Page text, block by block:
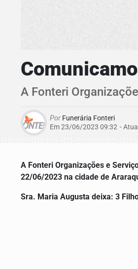
A Fonteri
Por Funerária Fonteri
Em 23/06/2023 09:32 -
A Fonteri Organizações e
22/06/2023 na cidade de
Sra. Maria Augusta deixa: 3